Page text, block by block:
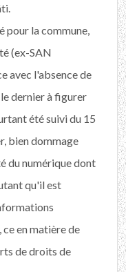
pour la commune,
(ex-SAN
avec l'absence de
dernier à figurer
été suivi du 15
bien dommage
du numérique dont
qu'il est
en matière de
de droits de